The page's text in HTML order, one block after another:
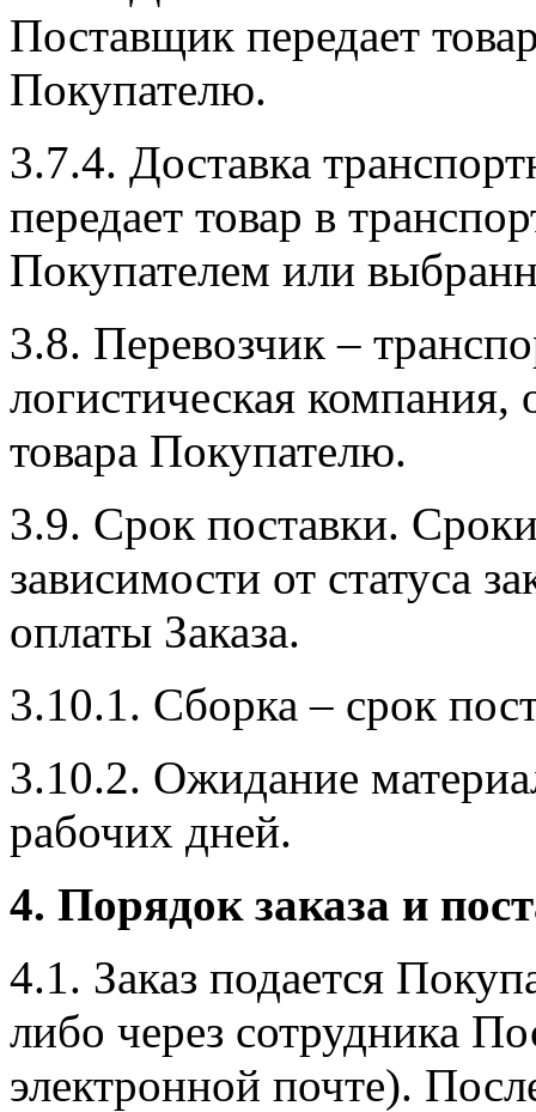
Поставщик передает
Покупателю.
3.7.4. Доставка
передает товар в
Покупателем или
3.8. Перевозчик –
логистическая
товара Покупателю.
3.9. Срок поставки.
зависимости от статуса
оплаты Заказа.
3.10.1. Сборка – срок
3.10.2. Ожидание
рабочих дней.
4. Порядок заказа и
4.1. Заказ подается
либо через сотрудника
электронной почте).